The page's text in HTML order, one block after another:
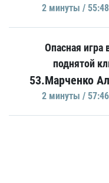
2 минуты /
Опасная игра
поднятой
53.Марченко
2 минуты /